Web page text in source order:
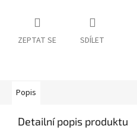
ZEPTAT SE SDÍLET
Popis
Detailní popis produktu